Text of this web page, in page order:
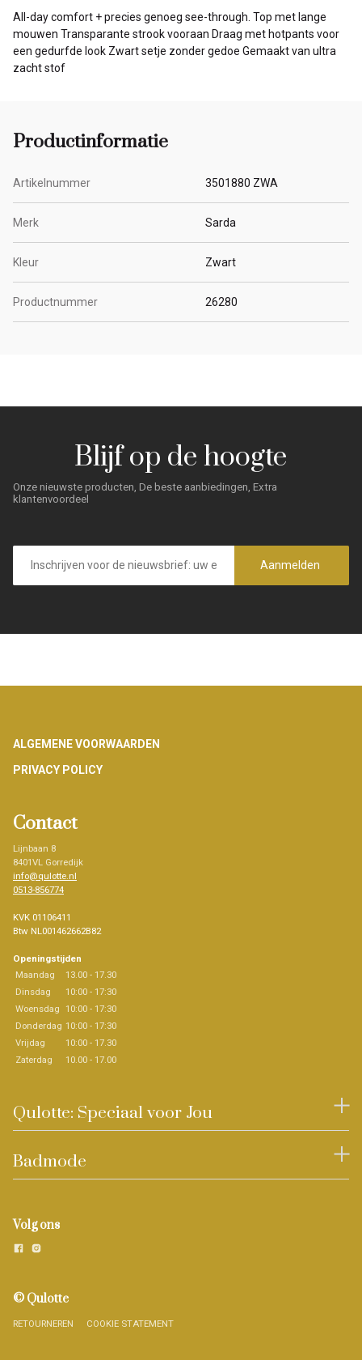
All-day comfort + precies genoeg see-through. Top met lange
mouwen Transparante strook vooraan Draag met hotpants voor
een gedurfde look Zwart setje zonder gedoe Gemaakt van ultra
zacht stof
Productinformatie
Artikelnummer 3501880 ZWA
Merk Sarda
Kleur Zwart
Productnummer 26280
Blijf op de hoogte
Onze nieuwste producten, De beste aanbiedingen, Extra
klantenvoordeel
E-
mailadres
Aanmelden
Footer
ALGEMENE VOORWAARDEN
PRIVACY POLICY
Contact
Lijnbaan 8
8401VL Gorredijk
info@qulotte.nl
0513-856774
KVK 01106411
Btw NL001462662B82
Openingstijden
Maandag
13.00 - 17.30
Dinsdag
10:00 - 17:30
Woensdag 10:00 - 17:30
Donderdag 10:00 - 17:30
Vrijdag
10:00 - 17.30
Zaterdag
10.00 - 17.00
Qulotte: Speciaal voor Jou
Badmode
Volg ons
© Qulotte
RETOURNEREN COOKIE STATEMENT